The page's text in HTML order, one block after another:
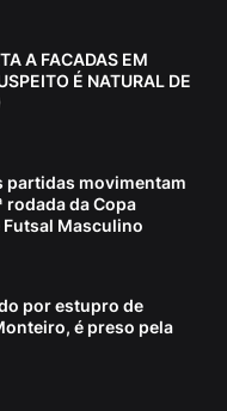
A FACADAS EM
É NATURAL DE
partidas movimentam
rodada da Copa
Masculino
por estupro de
é preso pela